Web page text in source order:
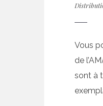
Vous
de
sont à